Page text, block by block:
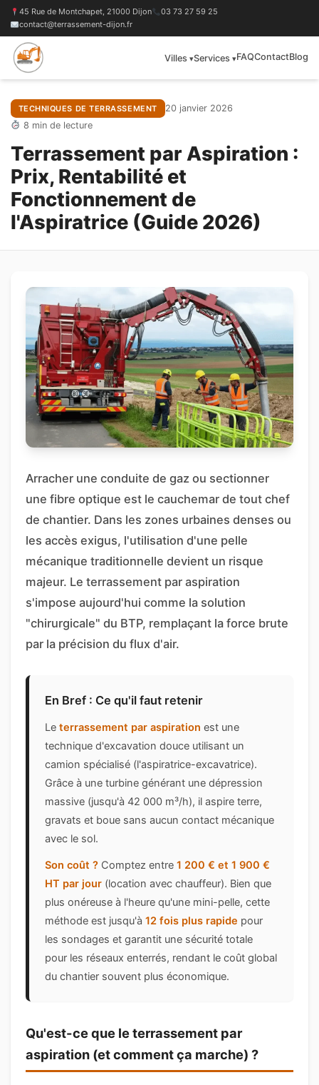
45 Rue de Montchapet, 21000 Dijon
03 73 27 59 25
contact@terrassement-dijon.fr
Villes Services FAQContactBlog
Accueil› Terrassement par Aspiration
TECHNIQUES DE TERRASSEMENT
20 janvier 2026
8 min de lecture
Terrassement par Aspiration :
Prix, Rentabilité et
Fonctionnement de
l'Aspiratrice (Guide 2026)
Arracher une conduite de gaz ou sectionner
une fibre optique est le cauchemar de tout chef
de chantier. Dans les zones urbaines denses ou
les accès exigus, l'utilisation d'une pelle
mécanique traditionnelle devient un risque
majeur. Le terrassement par aspiration
s'impose aujourd'hui comme la solution
"chirurgicale" du BTP, remplaçant la force brute
par la précision du flux d'air.
En Bref : Ce qu'il faut retenir
Leterrassement par aspiration est une
technique d'excavation douce utilisant un
camion spécialisé (l'aspiratrice-excavatrice).
Grâce à une turbine générant une dépression
massive (jusqu'à 42 000 m³/h), il aspire terre,
gravats et boue sans aucun contact mécanique
avec le sol.
Son coût ? Comptez entre1 200 € et 1 900 €
HT par jour (location avec chauffeur). Bien que
plus onéreuse à l'heure qu'une mini-pelle, cette
méthode est jusqu'à12 fois plus rapide pour
les sondages et garantit une sécurité totale
pour les réseaux enterrés, rendant le coût global
du chantier souvent plus économique.
Qu'est-ce que le terrassement par
aspiration (et comment ça marche) ?